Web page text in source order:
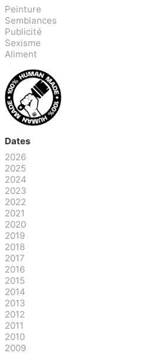
Peinture
Semblances
Publicité
Sexisme
Aliment
Dates
2026
2025
2024
2023
2022
2021
2020
2019
2018
2017
2016
2015
2014
2013
2012
2011
2010
2009